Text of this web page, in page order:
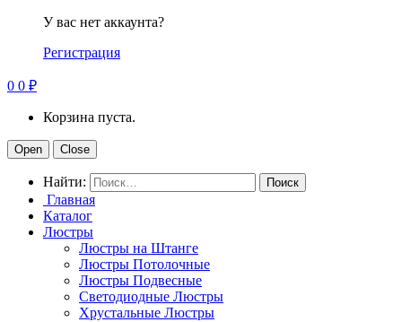
У вас нет аккаунта?
Регистрация
0 0 ₽
Корзина пуста.
Open Close
Найти:
Главная
Каталог
Люстры
Люстры на Штанге
Люстры Потолочные
Люстры Подвесные
Светодиодные Люстры
Хрустальные Люстры